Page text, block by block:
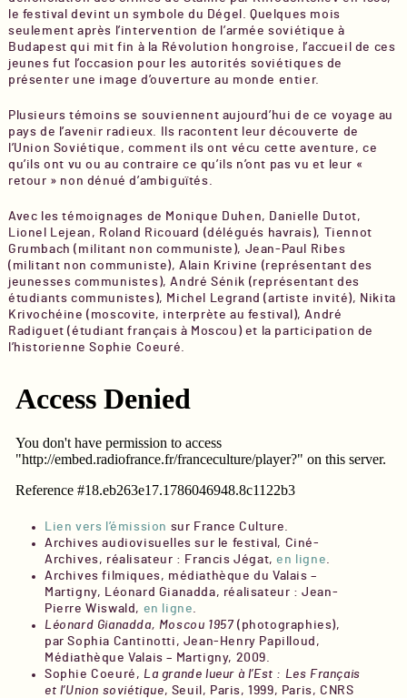
le festival devint un symbole du Dégel. Quelques mois
seulement après l’intervention de l’armée soviétique à
Budapest qui mit fin à la Révolution hongroise, l’accueil de ces
jeunes fut l’occasion pour les autorités soviétiques de
présenter une image d’ouverture au monde entier.
Plusieurs témoins se souviennent aujourd’hui de ce voyage au
pays de l’avenir radieux. Ils racontent leur découverte de
l’Union Soviétique, comment ils ont vécu cette aventure, ce
qu’ils ont vu ou au contraire ce qu’ils n’ont pas vu et leur «
retour » non dénué d’ambiguïtés.
Avec les témoignages de Monique Duhen, Danielle Dutot,
Lionel Lejean, Roland Ricouard (délégués havrais), Tiennot
Grumbach (militant non communiste), Jean-Paul Ribes
(militant non communiste), Alain Krivine (représentant des
jeunesses communistes), André Sénik (représentant des
étudiants communistes), Michel Legrand (artiste invité), Nikita
Krivochéine (moscovite, interprète au festival), André
Radiguet (étudiant français à Moscou) et la participation de
l’historienne Sophie Coeuré.
Lien vers l’émission sur France Culture.
Archives audiovisuelles sur le festival, Ciné-
Archives, réalisateur : Francis Jégat,en ligne.
Archives filmiques, médiathèque du Valais –
Martigny, Léonard Gianadda, réalisateur : Jean-
Pierre Wiswald, en ligne.
Léonard Gianadda, Moscou 1957 (photographies),
par Sophia Cantinotti, Jean-Henry Papilloud,
Médiathèque Valais – Martigny, 2009.
Sophie Coeuré, La grande lueur à l’Est : Les Français
et l’Union soviétique, Seuil, Paris, 1999, Paris, CNRS